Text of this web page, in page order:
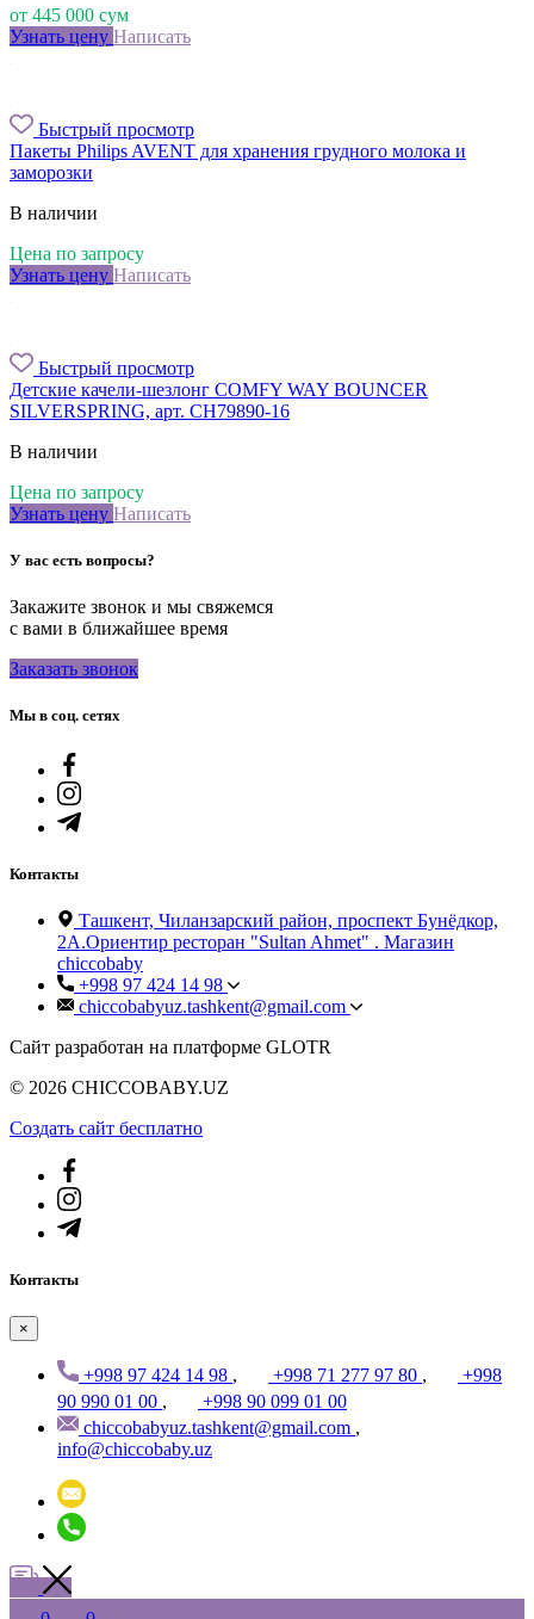
от 445 000 сум
Узнать цену Написать
Быстрый просмотр
Пакеты Philips AVENT для хранения грудного молока и
заморозки
В наличии
Цена по запросу
Узнать цену Написать
Быстрый просмотр
Детские качели-шезлонг COMFY WAY BOUNCER
SILVERSPRING, арт. CH79890-16
В наличии
Цена по запросу
Узнать цену Написать
У вас есть вопросы?
Закажите звонок и мы свяжемся
с вами в ближайшее время
Заказать звонок
Мы в соц. сетях
Контакты
Ташкент, Чиланзарский район, проспект Бунёдкор,
2А.Ориентир ресторан "Sultan Ahmet" . Магазин
chiccobaby
+998 97 424 14 98
chiccobabyuz.tashkent@gmail.com
Сайт разработан на платформе GLOTR
© 2026 CHICCOBABY.UZ
Создать cайт бесплатно
Контакты
×
+998 97 424 14 98 , +998 71 277 97 80 ,
+998
90 990 01 00 ,
+998 90 099 01 00
chiccobabyuz.tashkent@gmail.com ,
info@chiccobaby.uz